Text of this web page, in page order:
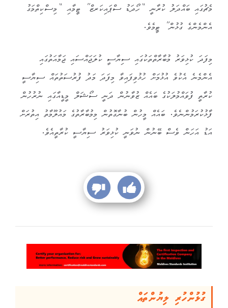
މެޗުގައި ބައްދަލު ކުރާނީ “ހޯދަޑު ސްޕައިކަރޒް” ޓީމާއި “މިސްކިތްމަގު
އެންމެންގެ ގުޅުން” ޓީމެވެ.
މިފަދަ ކުޅިވަރު މުބާރާތްތަކުގައި ސިޔާސީ ކުލަޖައްސައި ޖަމާއަތުގައި
އެންމެނެ އެކުވެ އުޅުމަށް ހުޅުވިފައިވާ މިފަދަ މަދު ފުރުސަތުތައް ސިޔާސީ
ކުރާތީ ފުވައްމުލަކުގެ ބައެއް ޒުވާނުން ދަނީ ސޯޝަލް މީޑީއާގައި ނުރުހުން
ފާޅުކުރަމުންނެވެ. ބައެއް މީހުން ބުނާގޮތުން މިމުބާރާތުގެ މައުލޫމާތު އިތުރަށް
އަޑު އަހަން ވެސް ބޭނުން ނުވަނީ ކުޅިވަރު ސިޔާސީ ކުރާތީއެވެ.
ގުޅުންހުރި ލިޔުންތައް